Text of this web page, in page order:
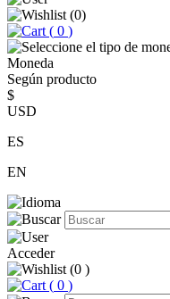
(0)
( 0 )
Moneda
Según producto
$
USD
ES
EN
Acceder
(0 )
( 0 )